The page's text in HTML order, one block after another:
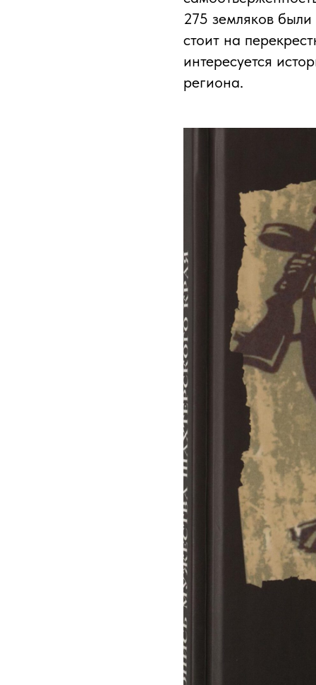
275 земляков
стоит на
интересуется
региона.